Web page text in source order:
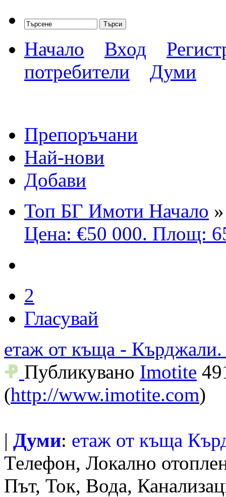
Начало Вход
потребители
Думи
Препоръчани
Най-нови
Добави
Топ БГ Имоти Начало
Цена: €50 000. Площ:
2
Гласувай
етаж от къща -
Публикувано Imotite
(http://www.imotite.com)
| Думи: етаж от къща
Телефон, Локално
Път, Ток, Вода,